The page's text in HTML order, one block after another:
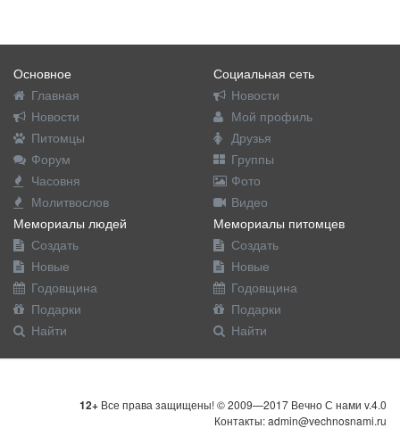
Основное
Главная
Новости
Питомцы
Форум
Часовня
Молитвослов
Социальная сеть
Новости
Мой профиль
Друзья
Группы
Фото
Видео
Мемориалы людей
Создать
Новые
Годовщина
Подарки
Найти
Мемориалы питомцев
Создать
Новые
Годовщина
Подарки
Найти
12+ Все права защищены! © 2009—2017 Вечно С нами v.4.0
Контакты: admin@vechnosnami.ru